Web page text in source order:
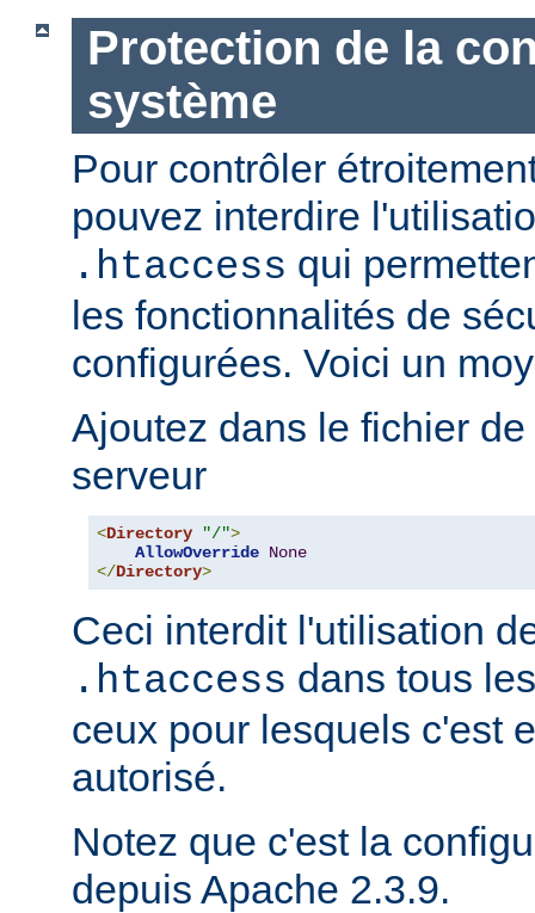
Protection de la
système
Pour contrôler
pouvez interdire
.htaccess qui
les fonctionnalités de
configurées. Voici un
Ajoutez dans le fichier
serveur
<Directory "/">
AllowOverride None
</Directory>
Ceci interdit l'utilisation
.htaccess dans tous
ceux pour lesquels c'est
autorisé.
Notez que c'est la
depuis Apache 2.3.9.